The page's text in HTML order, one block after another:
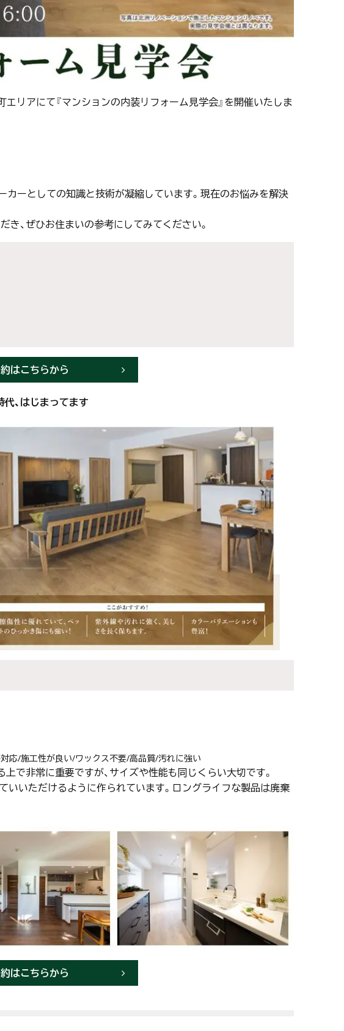
リアにて『マンションの内装リフォーム見学会』を開催いたしま
ーとしての知識と技術が凝縮しています。現在のお悩みを解決
、ぜひお住まいの参考にしてみてください。
はこちらから
、はじまってます
応/施工性が良い/ワックス不要/高品質/汚れに強い
で非常に重要ですが、サイズや性能も同じくらい大切です。
いいただけるように作られています。ロングライフな製品は廃棄
はこちらから